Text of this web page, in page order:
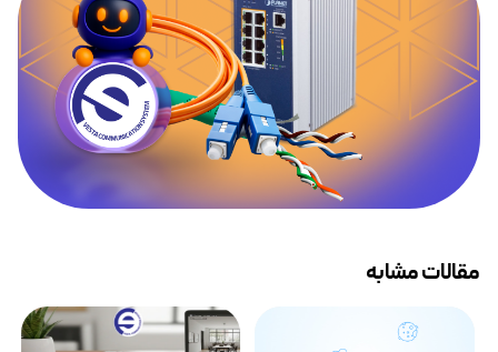
مقالات مشابه